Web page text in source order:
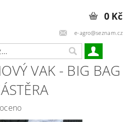
e-agro@seznam.cz
0 Kč
VAK - BIG BAG